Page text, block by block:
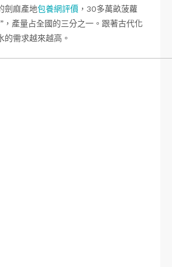
劍麻產地包養網評價 ，30多萬畝菠蘿
，產量占全國的三分之一。跟著古代化
的需求越來越高。